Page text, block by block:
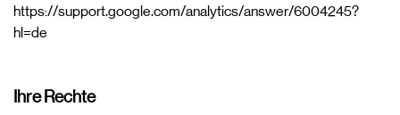
https://support.google.com/analytics/answer/6004245?
hl=de
Ihre Rechte